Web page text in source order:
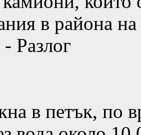
в района
Разлог
в петък, по